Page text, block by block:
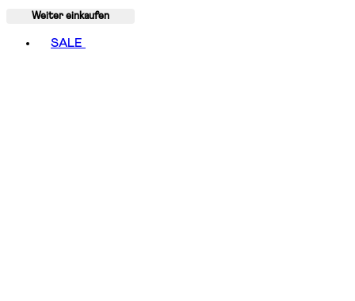
Weiter einkaufen
SALE